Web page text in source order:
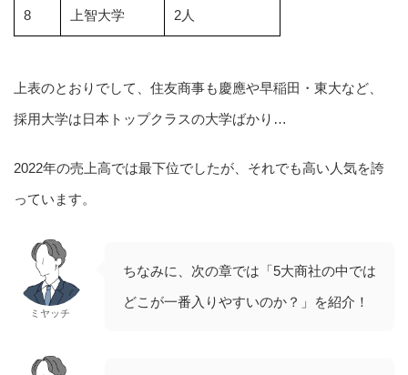
8 上智大学 2人
上表のとおりでして、住友商事も慶應や早稲田・東大など、
採用大学は日本トップクラスの大学ばかり…
2022年の売上高では最下位でしたが、それでも高い人気を誇
っています。
ミヤッチ
ちなみに、次の章では「5大商社の中では
どこが一番入りやすいのか？」を紹介！